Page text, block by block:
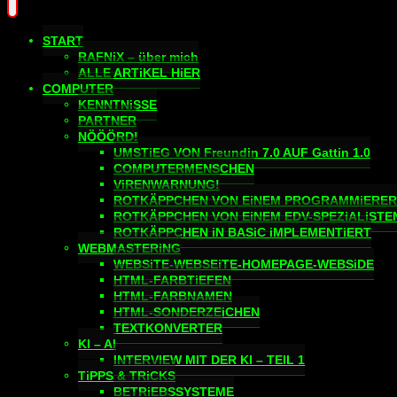
START
RAFNiX – über mich
ALLE ARTiKEL HiER
COMPUTER
KENNTNiSSE
PARTNER
NÖÖÖRD!
UMSTiEG VON Freundin 7.0 AUF Gattin 1.0
COMPUTERMENSCHEN
ViRENWARNUNG!
ROTKÄPPCHEN VON EiNEM
ROTKÄPPCHEN VON EiNEM EDV-
ROTKÄPPCHEN iN BASiC iMPLEMENTiERT
WEBMASTERiNG
WEBSiTE-WEBSEiTE-HOMEPAGE-WEBSiDE
HTML-FARBTiEFEN
HTML-FARBNAMEN
HTML-SONDERZEiCHEN
TEXTKONVERTER
KI – AI
INTERVIEW MIT DER KI – TEIL 1
TiPPS & TRiCKS
BETRiEBSSYSTEME